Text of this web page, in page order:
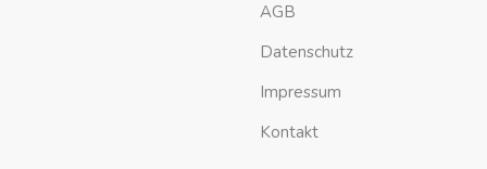
AGB
Datenschutz
Impressum
Kontakt